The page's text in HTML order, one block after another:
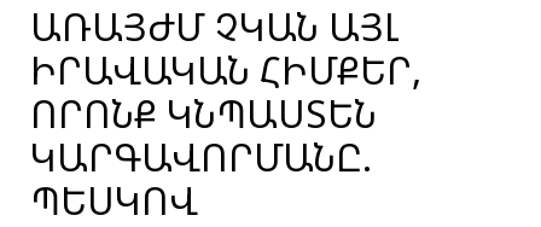
ԱՌԱՅԺՄ ՉԿԱՆ ԱՅԼ
ԻՐԱՎԱԿԱՆ ՀԻՄՔԵՐ,
ՈՐՈՆՔ ԿՆՊԱՍՏԵՆ
ԿԱՐԳԱՎՈՐՄԱՆԸ.
ՊԵՍԿՈՎ